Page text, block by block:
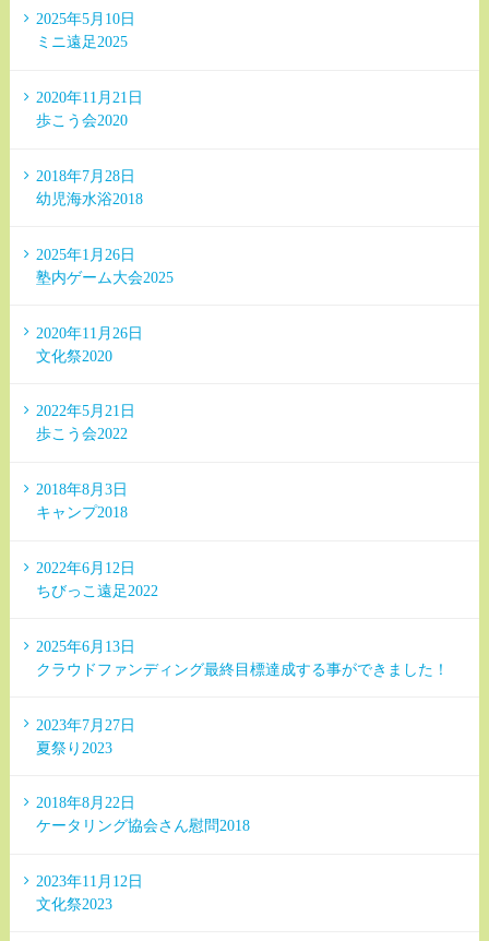
2025年5月10日
ミニ遠足2025
2020年11月21日
歩こう会2020
2018年7月28日
幼児海水浴2018
2025年1月26日
塾内ゲーム大会2025
2020年11月26日
文化祭2020
2022年5月21日
歩こう会2022
2018年8月3日
キャンプ2018
2022年6月12日
ちびっこ遠足2022
2025年6月13日
クラウドファンディング最終目標達成する事ができました！
2023年7月27日
夏祭り2023
2018年8月22日
ケータリング協会さん慰問2018
2023年11月12日
文化祭2023